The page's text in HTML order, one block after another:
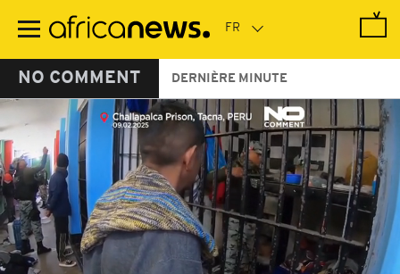
contenu
NO COMMENT DERNIÈRE MINUTE